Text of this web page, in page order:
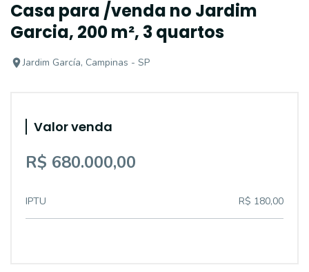
Casa para /venda no Jardim
Garcia, 200 m², 3 quartos
Jardim García, Campinas - SP
Valor venda
R$ 680.000,00
IPTU R$ 180,00